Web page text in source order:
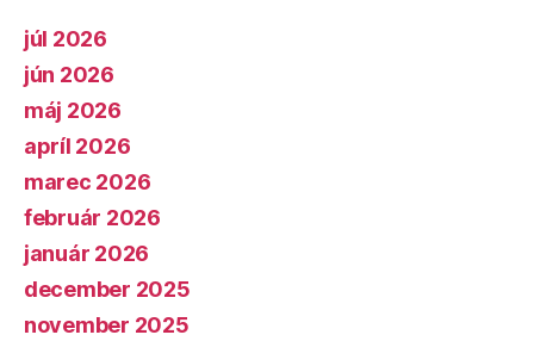
júl 2026
jún 2026
máj 2026
apríl 2026
marec 2026
február 2026
január 2026
december 2025
november 2025